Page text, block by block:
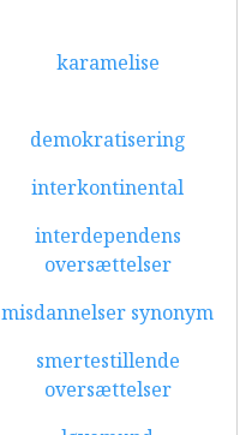
karamelise
demokratisering
interkontinental
interdependens
oversættelser
misdannelser synonym
smertestillende
oversættelser